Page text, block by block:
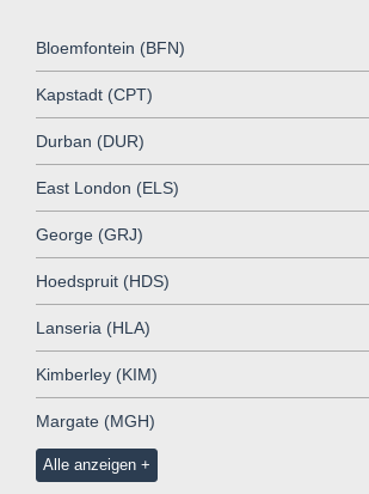
Bloemfontein (BFN)
Kapstadt (CPT)
Durban (DUR)
East London (ELS)
George (GRJ)
Hoedspruit (HDS)
Lanseria (HLA)
Kimberley (KIM)
Margate (MGH)
Alle anzeigen